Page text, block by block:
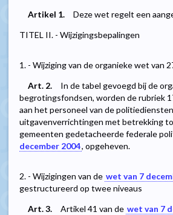
Artikel 1.
Deze wet regelt een
TITEL II. - Wijzigingsbepalingen
1. - Wijziging van de organieke wet van
Art. 2.
In de tabel gevoegd bij de
begrotingsfondsen, worden de rubriek
aan het personeel van de
uitgavenverrichtingen met betrekking
gemeenten gedetacheerde federale
december 2004, opgeheven.
2. - Wijzigingen van de wet van 7
gestructureerd op twee niveaus
Art. 3.
Artikel 41 van de wet van 7